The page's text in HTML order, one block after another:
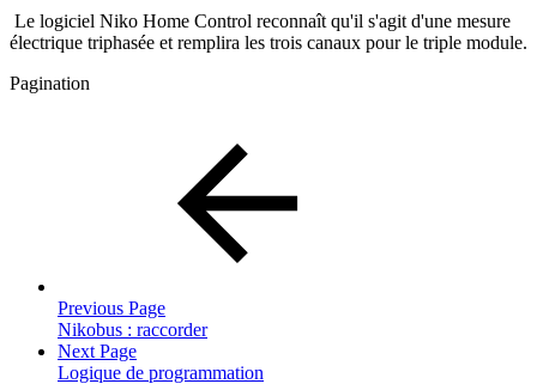
Le logiciel Niko Home Control reconnaît qu'il s'agit d'une mesure
électrique triphasée et remplira les trois canaux pour le triple module.
Pagination
Previous Page
Nikobus : raccorder
Next Page
Logique de programmation